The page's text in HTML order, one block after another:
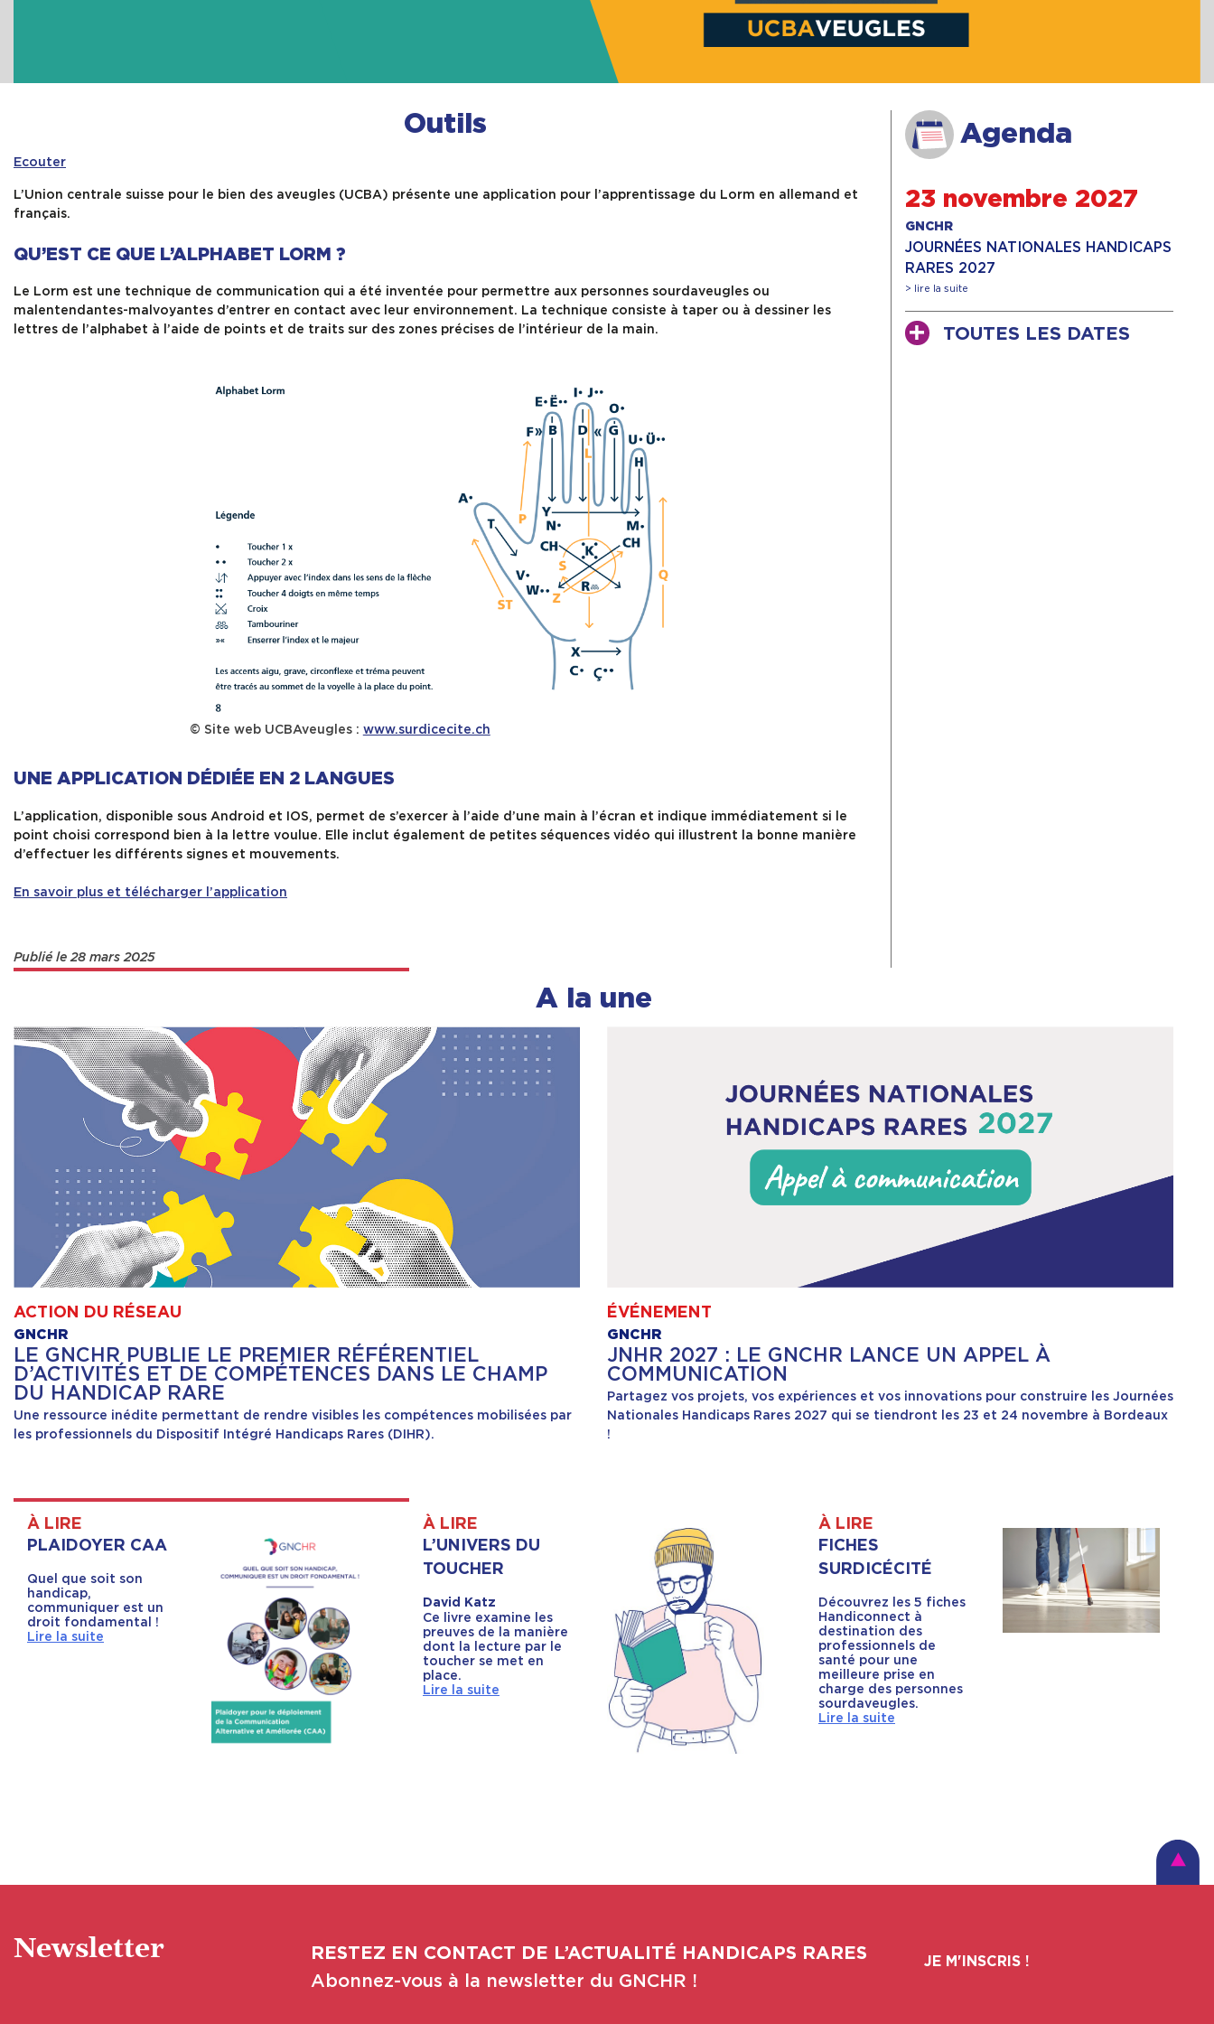
Outils
Ecouter
L’Union centrale suisse pour le bien des aveugles (UCBA) présente une application pour l’apprentissage du Lorm en allemand et
français.
QU’EST CE QUE L’ALPHABET LORM ?
Le Lorm est une technique de communication qui a été inventée pour permettre aux personnes sourdaveugles ou
malentendantes-malvoyantes d’entrer en contact avec leur environnement. La technique consiste à taper ou à dessiner les
lettres de l’alphabet à l’aide de points et de traits sur des zones précises de l’intérieur de la main.
© Site web UCBAveugles : www.surdicecite.ch
UNE APPLICATION DÉDIÉE EN 2 LANGUES
L’application, disponible sous Android et IOS, permet de s’exercer à l’aide d’une main à l’écran et indique immédiatement si le
point choisi correspond bien à la lettre voulue. Elle inclut également de petites séquences vidéo qui illustrent la bonne manière
d’effectuer les différents signes et mouvements.
En savoir plus et télécharger l’application
Publié le 28 mars 2025
Agenda
23 novembre 2027
GNCHR
JOURNÉES NATIONALES HANDICAPS
RARES 2027
> lire la suite
TOUTES LES DATES
A la une
ACTION DU RÉSEAU
GNCHR
LE GNCHR PUBLIE LE PREMIER RÉFÉRENTIEL
D’ACTIVITÉS ET DE COMPÉTENCES DANS LE CHAMP
DU HANDICAP RARE
Une ressource inédite permettant de rendre visibles les compétences mobilisées par
les professionnels du Dispositif Intégré Handicaps Rares (DIHR).
ÉVÉNEMENT
GNCHR
JNHR 2027 : LE GNCHR LANCE UN APPEL À
COMMUNICATION
Partagez vos projets, vos expériences et vos innovations pour construire les Journées
Nationales Handicaps Rares 2027 qui se tiendront les 23 et 24 novembre à Bordeaux
!
À LIRE
PLAIDOYER CAA
Quel que soit son
handicap,
communiquer est un
droit fondamental !
Lire la suite
À LIRE
L’UNIVERS DU
TOUCHER
David Katz
Ce livre examine les
preuves de la manière
dont la lecture par le
toucher se met en
place.
Lire la suite
À LIRE
FICHES
SURDICÉCITÉ
Découvrez les 5 fiches
Handiconnect à
destination des
professionnels de
santé pour une
meilleure prise en
charge des personnes
sourdaveugles.
Lire la suite
Newsletter RESTEZ EN CONTACT DE L’ACTUALITÉ HANDICAPS RARES
Abonnez-vous à la newsletter du GNCHR !
JE M'INSCRIS !